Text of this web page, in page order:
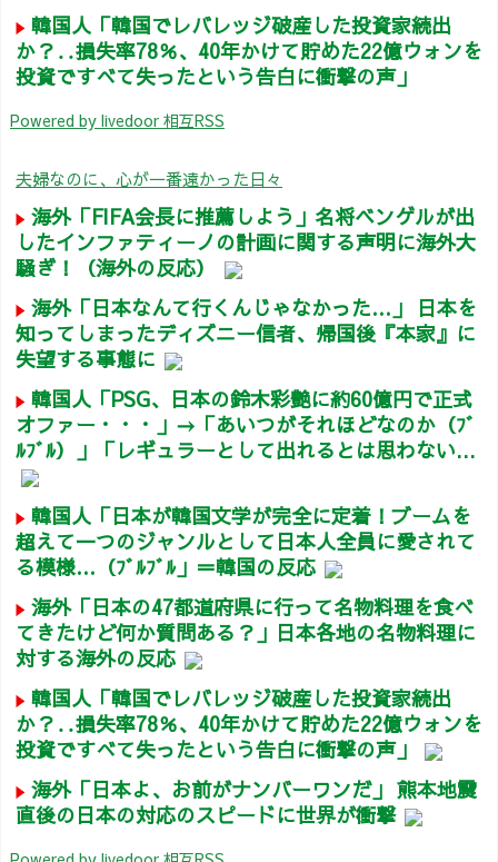
韓国人「韓国でレバレッジ破産した投資家続出
か？‥損失率78％、40年かけて貯めた22億ウォンを
投資ですべて失ったという告白に衝撃の声」
Powered by livedoor 相互RSS
夫婦なのに、心が一番遠かった日々
海外「FIFA会長に推薦しよう」名将ベンゲルが出
したインファティーノの計画に関する声明に海外大
騒ぎ！（海外の反応）
海外「日本なんて行くんじゃなかった…」 日本を
知ってしまったディズニー信者、帰国後『本家』に
失望する事態に
韓国人「PSG、日本の鈴木彩艶に約60億円で正式
オファー・・・」→「あいつがそれほどなのか（ﾌﾞ
ﾙﾌﾞﾙ）」「レギュラーとして出れるとは思わない...
韓国人「日本が韓国文学が完全に定着！ブームを
超えて一つのジャンルとして日本人全員に愛されて
る模様…（ﾌﾞﾙﾌﾞﾙ」＝韓国の反応
海外「日本の47都道府県に行って名物料理を食べ
てきたけど何か質問ある？」日本各地の名物料理に
対する海外の反応
韓国人「韓国でレバレッジ破産した投資家続出
か？‥損失率78％、40年かけて貯めた22億ウォンを
投資ですべて失ったという告白に衝撃の声」
海外「日本よ、お前がナンバーワンだ」 熊本地震
直後の日本の対応のスピードに世界が衝撃